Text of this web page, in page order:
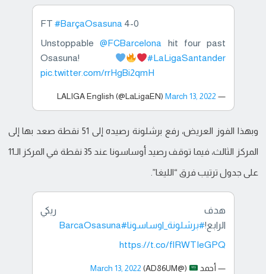
FT #BarçaOsasuna 4-0
Unstoppable@FCBarcelona hit four past
Osasuna!
#LaLigaSantander
pic.twitter.com/rrHgBi2qmH
— LALIGA English (@LaLigaEN)
March 13, 2022
وبهذا الفوز العريض، رفع برشلونة رصيده إلى 51 نقطة صعد بها إلى
المركز الثالث، فيما توقف رصيد أوساسونا عند 35 نقطة في المركز الـ11
على جدول ترتيب فرق “الليغا”.
هدف ريكي
الرابع!#برشلونة_اوساسونا#BarcaOsasuna
https://t.co/flRWTIeGPQ
— أحمد (@AD86UM)
March 13, 2022